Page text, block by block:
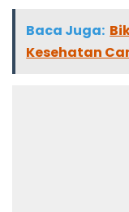
Baca Juga:
Kesehatan